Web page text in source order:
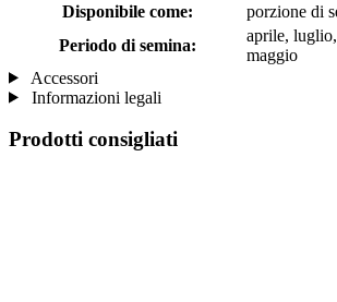
Disponibile come:
porzione di
Periodo di semina:
aprile,
maggio
Accessori
Informazioni legali
Prodotti consigliati